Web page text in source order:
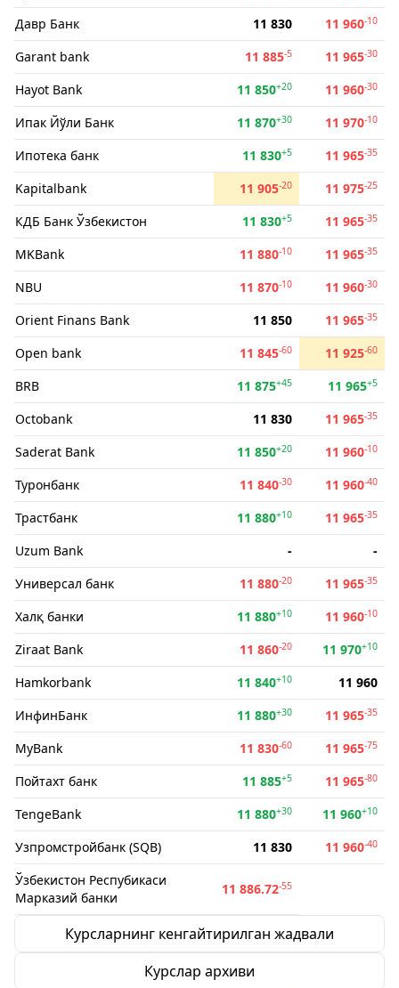
Давр Банк 11 830 11 960-10
Garant bank 11 885-5 11 965-30
Hayot Bank 11 850+20 11 960-30
Ипак Йўли Банк 11 870+30 11 970-10
Ипотека банк 11 830+5 11 965-35
Kapitalbank 11 905-20 11 975-25
КДБ Банк Ўзбекистон 11 830+5 11 965-35
MKBank 11 880-10 11 965-35
NBU 11 870-10 11 960-30
Orient Finans Bank 11 850 11 965-35
Open bank 11 845-60 11 925-60
BRB 11 875+45 11 965+5
Octobank 11 830 11 965-35
Saderat Bank 11 850+20 11 960-10
Туронбанк 11 840-30 11 960-40
Трастбанк 11 880+10 11 965-35
Uzum Bank -
-
Универсал банк
11 880-20 11 965-35
Халқ банки 11 880+10 11 960-10
Ziraat Bank 11 860-20 11 970+10
Hamkorbank 11 840+10
11 960
ИнфинБанк
11 880+30 11 965-35
MyBank 11 830-60 11 965-75
Пойтахт банк 11 885+5 11 965-80
TengeBank 11 880+30 11 960+10
Узпромстройбанк (SQB) 11 830 11 960-40
Ўзбекистон Респубикаси
Марказий банки
11 886.72-55
Курсларнинг кенгайтирилган жадвали
Курслар архиви